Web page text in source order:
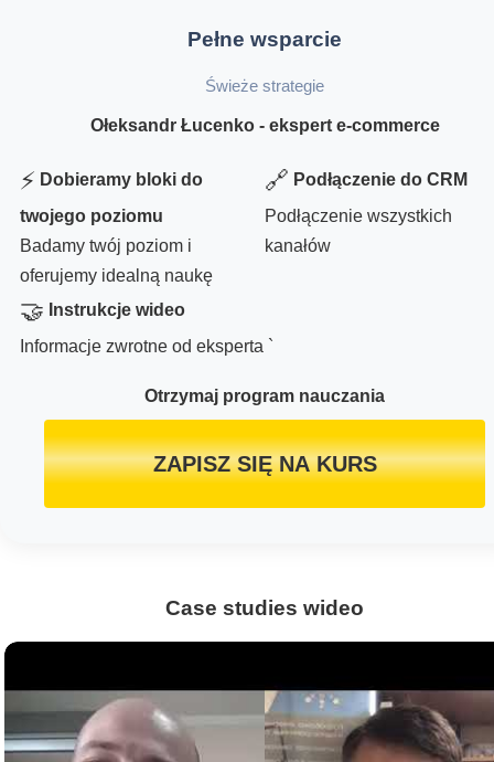
Pełne wsparcie
Świeże strategie
Ołeksandr Łucenko - ekspert e-commerce
⚡ Dobieramy bloki do
twojego poziomu
Badamy twój poziom i
oferujemy idealną naukę
🔗 Podłączenie do CRM
Podłączenie wszystkich
kanałów
🤝 Instrukcje wideo
Informacje zwrotne od eksperta `
Otrzymaj program nauczania
ZAPISZ SIĘ NA KURS
Case studies wideo